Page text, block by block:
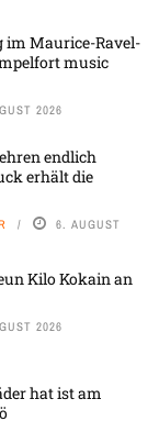
im Maurice-Ravel-
music
2026
endlich
erhält die
6. AUGUST
Kilo Kokain an
2026
hat ist am